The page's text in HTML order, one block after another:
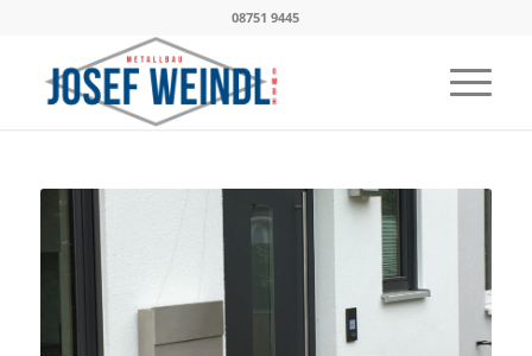
08751 9445